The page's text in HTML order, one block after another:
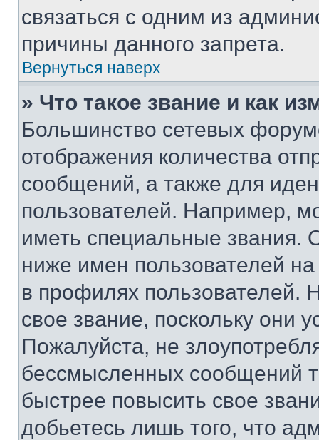
связаться с одним из
причины данного запрета.
Вернуться наверх
» Что такое звание и как
Большинство сетевых
отображения количества
сообщений, а также для
пользователей. Например,
иметь специальные звания.
ниже имен пользователей
в профилях
свое звание, поскольку они
Пожалуйста, не
бессмысленных сообщений
быстрее повысить свое
добьетесь лишь того, что